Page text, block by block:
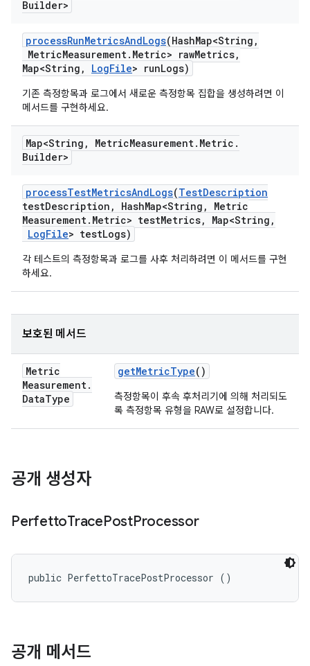
Builder>
processRunMetricsAndLogs(HashMap<String ,
MetricMeasurement. Metric> rawMetrics,
Map<String , LogFile> runLogs)
기존 측정항목과 로그에서 새로운 측정항목 집합을 생성하려면 이
메서드를 구현하세요.
Map<String , MetricMeasurement. Metric .
Builder>
processTestMetricsAndLogs(TestDescription
testDescription , HashMap<String ,
Metric
Measurement. Metric> testMetrics, Map<String ,
LogFile> testLogs)
각 테스트의 측정항목과 로그를 사후 처리하려면 이 메서드를 구현
하세요.
보호된 메서드
Metric
Measurement.
DataType
getMetricType()
측정항목이 후속 후처리기에 의해 처리되도
록 측정항목 유형을 RAW로 설정합니다.
공개 생성자
PerfettoTracePostProcessor
public PerfettoTracePostProcessor ()
공개 메서드